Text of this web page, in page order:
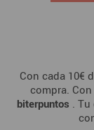
Con cada 10€
compra.
biterpuntos .